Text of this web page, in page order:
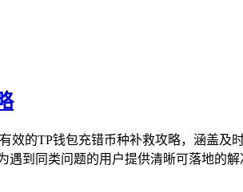
的TP钱包充错币种补救攻略，涵盖
到同类问题的用户提供清晰可落地的